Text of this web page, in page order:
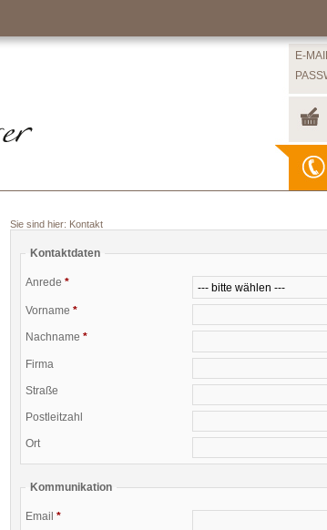
E-
Sie sind hier: Kontakt
Kontaktdaten
Anrede *
Vorname *
Nachname *
Firma
Straße
Postleitzahl
Ort
Kommunikation
Email *